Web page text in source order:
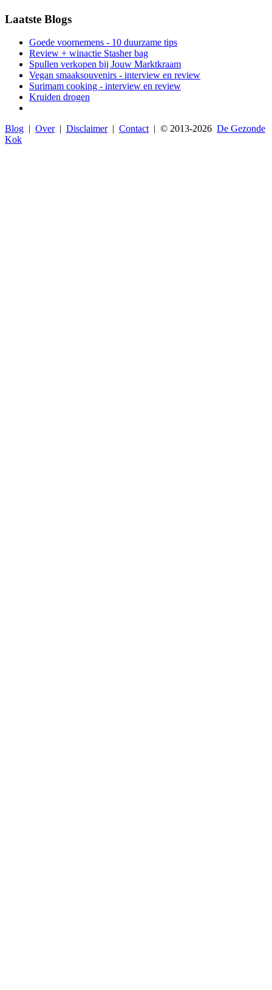
Laatste Blogs
Goede voornemens - 10 duurzame tips
Review + winactie Stasher bag
Spullen verkopen bij Jouw Marktkraam
Vegan smaaksouvenirs - interview en review
Surimam cooking - interview en review
Kruiden drogen
Blog | Over| Disclaimer| Contact| © 2013-2026 De Gezonde
Kok